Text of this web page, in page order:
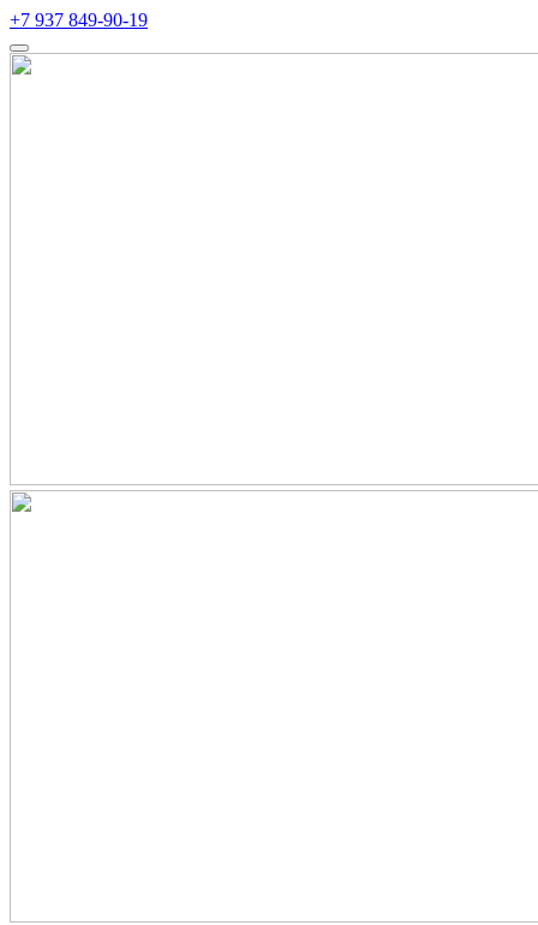
+7 937 849-90-19